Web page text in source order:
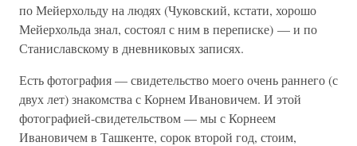
по Мейерхольду на людях (Чуковский, кстати, хорошо
Мейерхольда знал, состоял с ним в переписке) — и по
Станиславскому в дневниковых записях.
Есть фотография — свидетельство моего очень раннего (с
двух лет) знакомства с Корнем Ивановичем. И этой
фотографией-свидетельством — мы с Корнеем
Ивановичем в Ташкенте, сорок второй год, стоим,